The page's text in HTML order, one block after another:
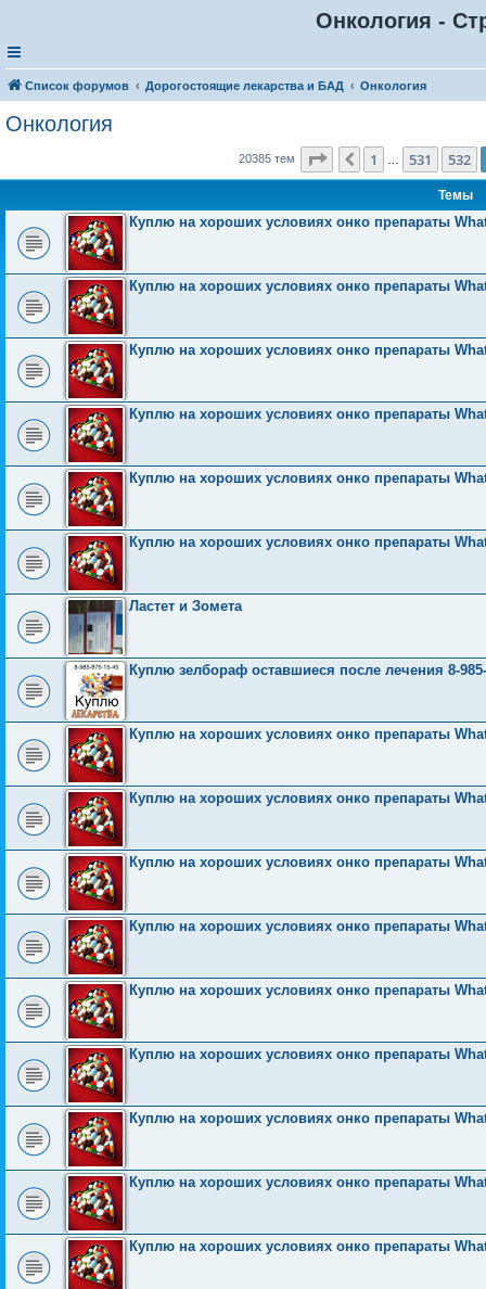
Онкология -
Список форумов Дорогостоящие лекарства и БАД Онкология
Онкология
20385 тем Страница 533из 816
Пред.
1 531 532
Темы
Куплю на хороших условиях онко препараты
Куплю на хороших условиях онко препараты
Куплю на хороших условиях онко препараты
Куплю на хороших условиях онко препараты
Куплю на хороших условиях онко препараты
Куплю на хороших условиях онко препараты
Ластет и Зомета
Куплю зелбораф оставшиеся после лечения 8-985-
Куплю на хороших условиях онко препараты
Куплю на хороших условиях онко препараты
Куплю на хороших условиях онко препараты
Куплю на хороших условиях онко препараты
Куплю на хороших условиях онко препараты
Куплю на хороших условиях онко препараты
Куплю на хороших условиях онко препараты
Куплю на хороших условиях онко препараты
Куплю на хороших условиях онко препараты